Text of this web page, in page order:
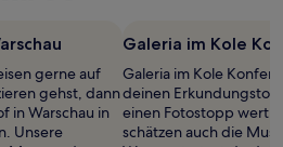
gerne auf
gehst, dann
in Warschau in
Unsere
Galeria im Kole
Galeria im Kole
deinen
einen Fotostopp wert.
schätzen auch die